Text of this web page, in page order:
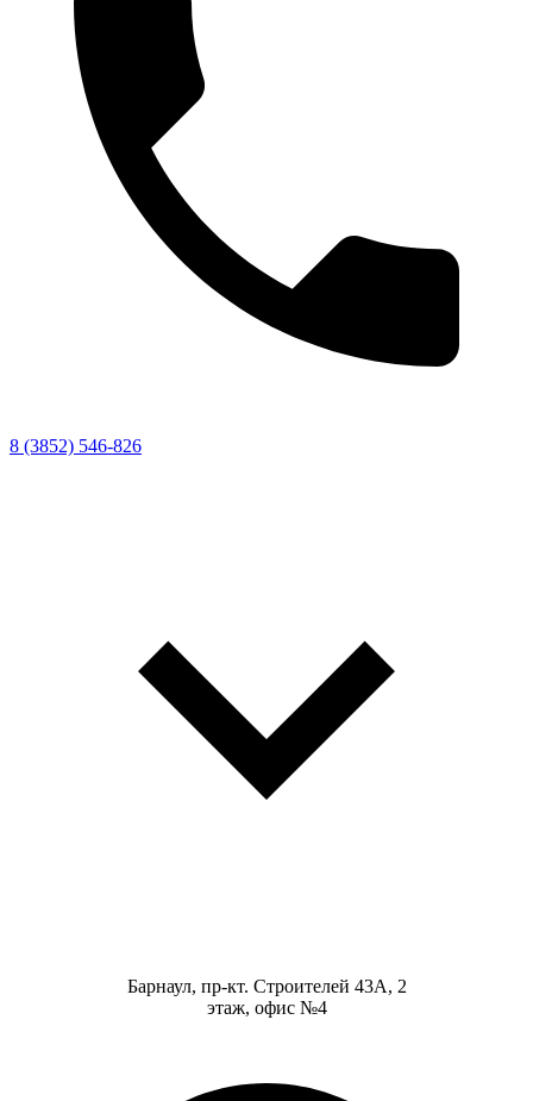
8 (3852) 546-826
Барнаул, пр-кт. Строителей 43А, 2
этаж, офис №4